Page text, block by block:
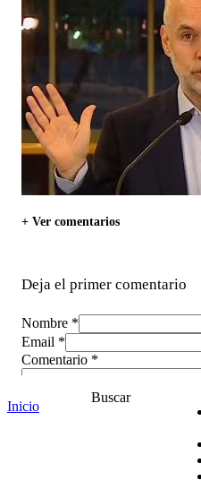
+ Ver comentarios
Deja el primer comentario
Nombre *
Email *
Comentario *
Inicio
Buscar